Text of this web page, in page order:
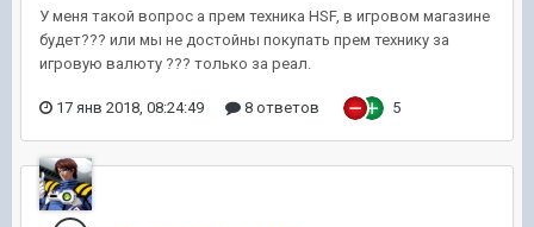
У меня такой вопрос а прем техника HSF, в игровом магазине
будет??? или мы не достойны покупать прем технику за
игровую валюту ??? только за реал.
17 янв 2018, 08:24:49 8 ответов 5